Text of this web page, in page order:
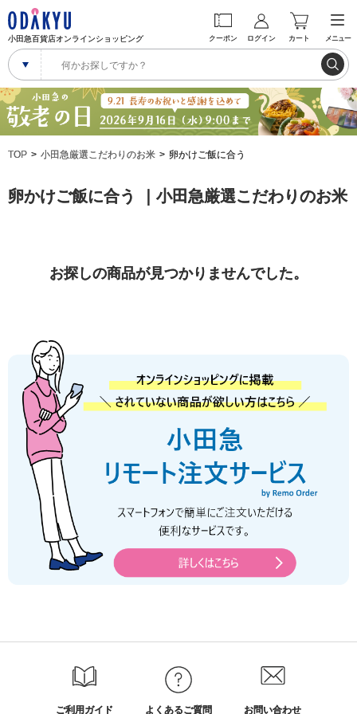
小田急百貨店オンラインショッピング クーポン ログイン カート メニュー
TOP 小田急厳選こだわりのお米 卵かけご飯に合う
卵かけご飯に合う ｜小田急厳選こだわりのお米
お探しの商品が見つかりませんでした。
ご利用ガイド よくあるご質問 お問い合わせ